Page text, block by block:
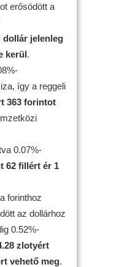
erősödött a
dollár jelenleg
kerül.
így a reggeli
363 forintot
0.07%-
62 fillért ér 1
forinthoz
az dollárhoz
0.52%-
zlotyért
vehető meg.